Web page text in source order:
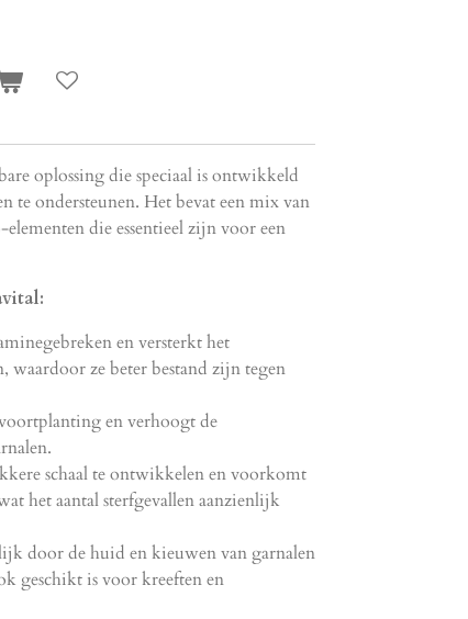
oplossing die speciaal is ontwikkeld
te ondersteunen. Het bevat een mix van
die essentieel zijn voor een
en versterkt het
waardoor ze beter bestand zijn tegen
en verhoogt de
schaal te ontwikkelen en voorkomt
het aantal sterfgevallen aanzienlijk
door de huid en kieuwen van garnalen
geschikt is voor kreeften en